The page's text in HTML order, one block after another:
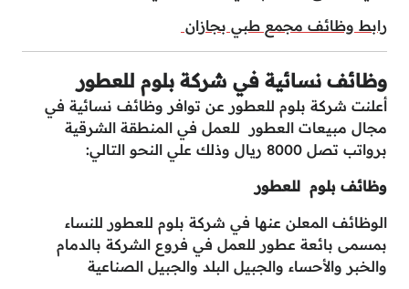
رابط وظائف مجمع طبي بجازان
وظائف نسائية في شركة بلوم للعطور
أعلنت شركة بلوم للعطور عن توافر وظائف نسائية في
مجال مبيعات العطور للعمل في المنطقة الشرقية
برواتب تصل 8000 ريال وذلك علي النحو التالي:
وظائف بلوم للعطور
الوظائف المعلن عنها في شركة بلوم للعطور للنساء
بمسمى بائعة عطور للعمل في فروع الشركة بالدمام
والخبر والأحساء والجبيل البلد والجبيل الصناعية